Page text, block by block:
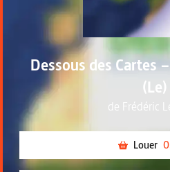
Dessous des Cartes
(Le)
de Frédéric
Louer